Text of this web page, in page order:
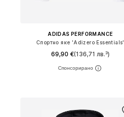
ADIDAS PERFORMANCE
Спортно яке 'Adizero Essentials'
69,90 €(136,71 лв.³)
Налични размери: S, M, L, XL